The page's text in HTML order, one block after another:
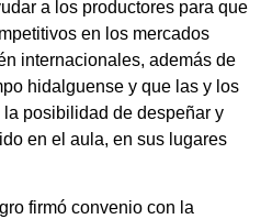
a los productores para que
en los mercados
internacionales, además de
hidalguense y que las y los
posibilidad de despeñar y
en el aula, en sus lugares
firmó convenio con la